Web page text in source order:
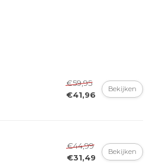
€59,95
€41,96
Bekijken
€44,99
€31,49
Bekijken